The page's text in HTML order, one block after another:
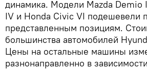
динамика. Модели Mazda Demio
IV и Honda Civic VI подешевели
представленным позициям.
большинства автомобилей
Цены на остальные машины
разнонаправленно в